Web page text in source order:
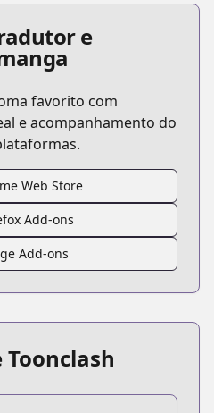
e
favorito com
e acompanhamento do
Web Store
Add-ons
Add-ons